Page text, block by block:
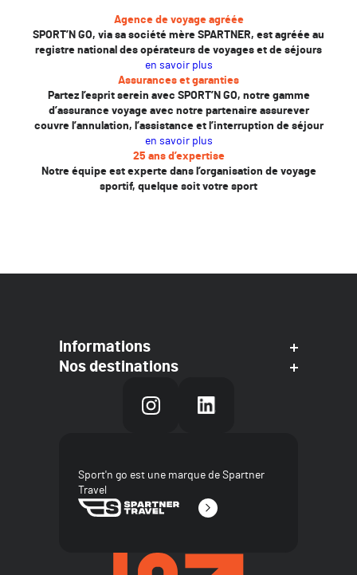
Agence de voyage agréée
SPORT’N GO, via sa société mère SPARTNER, est agréée au
registre national des opérateurs de voyages et de séjours
en savoir plus
Assurances et garanties
Partez l’esprit serein avec SPORT’N GO, notre gamme
d’assurance voyage avec notre partenaire assurever
couvre l’annulation, l’assistance et l’interruption de séjour
en savoir plus
25 ans d’expertise
Notre équipe est experte dans l’organisation de voyage
sportif, quelque soit votre sport
Informations
Nos destinations
Sport'n go est une marque de Spartner
Travel